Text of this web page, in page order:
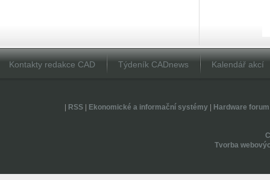
Kontakty redakce CAD Týdeník CADnews Kalendář akcí
RSS| Ekonomické a informační systémy| Hardware forum
Tvorba